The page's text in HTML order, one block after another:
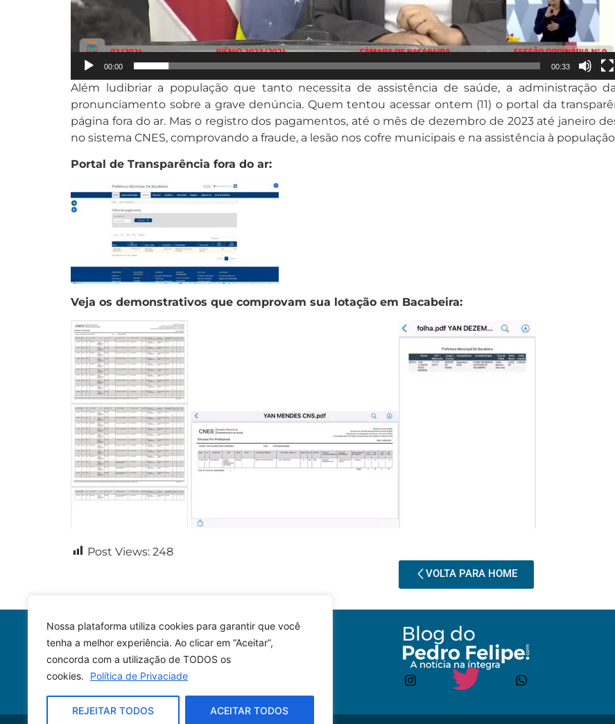
Nossa plataforma utiliza cookies para garantir que você
tenha a melhor experiência. Ao clicar em “Aceitar”,
concorda com a utilização de TODOS os
cookies.
Política de Privaciade
REJEITAR TODOS ACEITAR TODOS
00:00 00:33
Além ludibriar a população que tanto necessita de assistência de saúde, a administração
pronunciamento sobre a grave denúncia. Quem tentou acessar ontem (11) o portal da
página fora do ar. Mas o registro dos pagamentos, até o mês de dezembro de 2023 até janeiro
no sistema CNES, comprovando a fraude, a lesão nos cofre municipais e na assistência à
Portal de Transparência fora do ar:
Veja os demonstrativos que comprovam sua lotação em Bacabeira:
Post Views: 248
VOLTA PARA HOME